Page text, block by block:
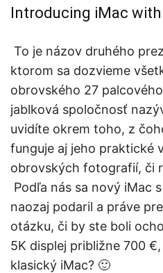
Introducing iMac with
To je názov druhého
ktorom sa dozvieme
obrovského 27
jablková spoločnosť
uvidíte okrem toho, z
funguje aj jeho praktické
obrovských fotografií, či
Podľa nás sa nový iMac
naozaj podaril a práve
otázku, či by ste boli
5K displej približne 700
klasický iMac? 🙂